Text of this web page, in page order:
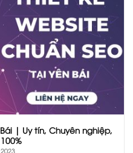
| Uy tín, Chuyên nghiệp,